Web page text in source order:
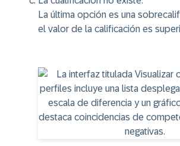
La última opción es una
el valor de la calificación es